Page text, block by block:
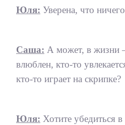
Юля: Уверена, что
Саша: А может, в жизни
влюблен, кто-то
кто-то играет на скрипке?
Юля: Хотите убедиться в